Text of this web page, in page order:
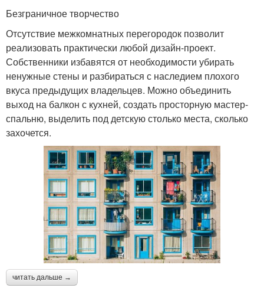
Безграничное творчество
Отсутствие межкомнатных перегородок позволит
реализовать практически любой дизайн-проект.
Собственники избавятся от необходимости убирать
ненужные стены и разбираться с наследием плохого
вкуса предыдущих владельцев. Можно объединить
выход на балкон с кухней, создать просторную мастер-
спальню, выделить под детскую столько места, сколько
захочется.
читать дальше →